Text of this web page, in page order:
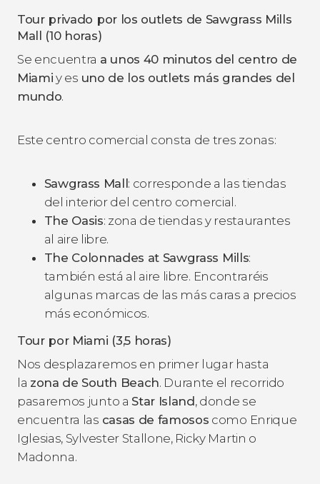
Tour privado por los outlets de Sawgrass Mills
Mall (10 horas)
Se encuentra a unos 40 minutos del centro de
Miami y es uno de los outlets más grandes del
mundo.
Este centro comercial consta de tres zonas:
Sawgrass Mall: corresponde a las tiendas
del interior del centro comercial.
The Oasis: zona de tiendas y restaurantes
al aire libre.
The Colonnades at Sawgrass Mills:
también está al aire libre. Encontraréis
algunas marcas de las más caras a precios
más económicos.
Tour por Miami (3,5 horas)
Nos desplazaremos en primer lugar hasta
la zona de South Beach. Durante el recorrido
pasaremos junto a Star Island, donde se
encuentra las casas de famosos como Enrique
Iglesias, Sylvester Stallone, Ricky Martin o
Madonna.